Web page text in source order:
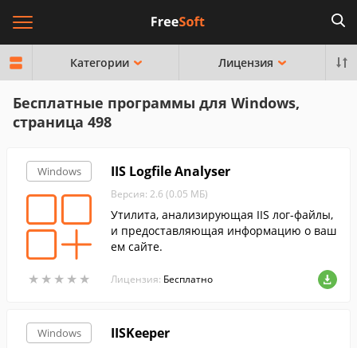
Категории Лицензия
Бесплатные программы для Windows,
страница 498
Windows
★ ★ ★ ★ ★
★ ★ ★ ★ ★
IIS Logfile Analyser
Версия: 2.6 (0.05 МБ)
Утилита, анализирующая IIS лог-файлы,
и предоставляющая информацию о ваш
ем сайте.
Лицензия: Бесплатно
Windows IISKeeper